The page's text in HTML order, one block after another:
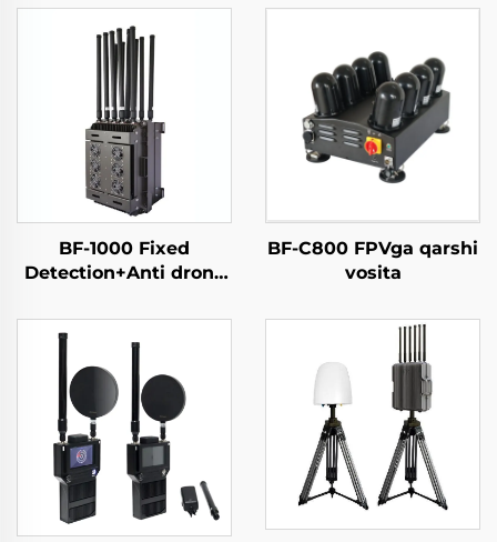
BF-1000 Fixed
Detection+Anti drone
BF-C800 FPVga qarshi
vosita